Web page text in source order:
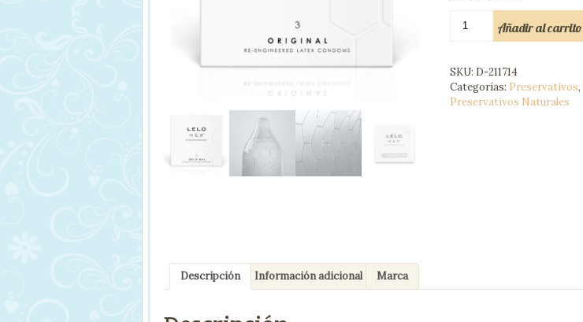
HEX
3
UDS
cantidad
Añadir al carrito
SKU: D-211714
Categorías: Preservativos,
Preservativos Naturales
Descripción Información adicional Marca